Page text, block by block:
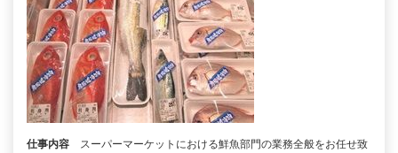
仕事内容
スーパーマーケットにおける鮮魚部門の業務全般をお任せ致